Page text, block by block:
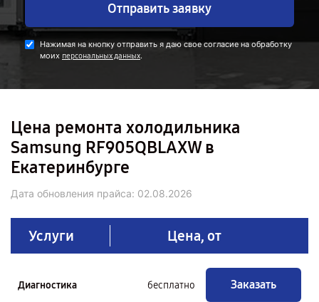
Отправить заявку
Нажимая на кнопку отправить я даю свое согласие на обработку
моих персональных данных.
Цена ремонта холодильника
Samsung RF905QBLAXW в
Екатеринбурге
Дата обновления прайса: 02.08.2026
Услуги Цена, от
Диагностика бесплатно Заказать